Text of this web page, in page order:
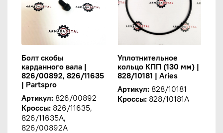
Болт скобы
карданного вала |
826/00892, 826/11635
| Partspro
Артикул: 826/00892
Кроссы: 826/11635,
826/11635A,
826/00892A
Уплотнительное
кольцо КПП (130 мм) |
828/10181 | Aries
Артикул: 828/10181
Кроссы: 828/10181A